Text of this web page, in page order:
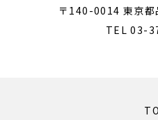
〒140-0014 東京
TEL 03-